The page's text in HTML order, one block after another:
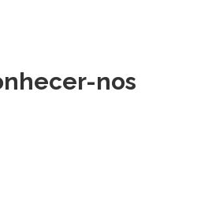
nos